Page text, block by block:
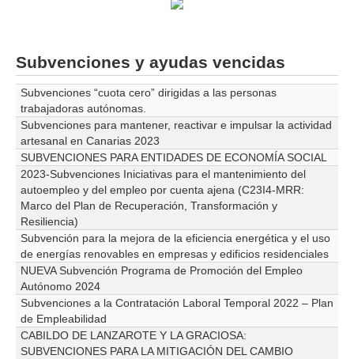
Subvenciones y ayudas vencidas
Subvenciones “cuota cero” dirigidas a las personas
trabajadoras autónomas.
Subvenciones para mantener, reactivar e impulsar la actividad
artesanal en Canarias 2023
SUBVENCIONES PARA ENTIDADES DE ECONOMÍA SOCIAL
2023-Subvenciones Iniciativas para el mantenimiento del
autoempleo y del empleo por cuenta ajena (C23I4-MRR:
Marco del Plan de Recuperación, Transformación y
Resiliencia)
Subvención para la mejora de la eficiencia energética y el uso
de energías renovables en empresas y edificios residenciales
NUEVA Subvención Programa de Promoción del Empleo
Autónomo 2024
Subvenciones a la Contratación Laboral Temporal 2022 – Plan
de Empleabilidad
CABILDO DE LANZAROTE Y LA GRACIOSA:
SUBVENCIONES PARA LA MITIGACIÓN DEL CAMBIO